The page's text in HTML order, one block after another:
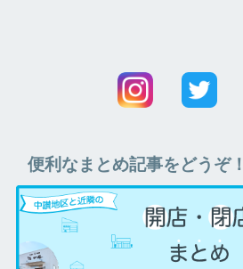
便利なまとめ記事をどうぞ！